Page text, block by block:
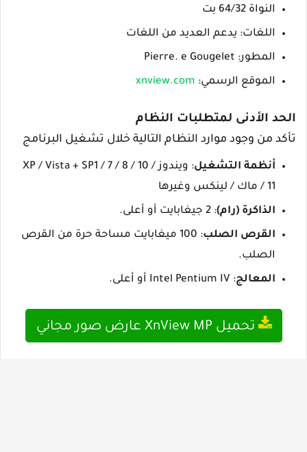
النواة 64/32 بت
اللغات: يدعم العديد من اللغات
المطور: Pierre. e Gougelet
الموقع الرسمي: xnview.com
الحد الأدنى لمتطلبات النظام
تأكد من وجود موارد النظام التالية خلال تشغيل البرنامج
أنظمة التشغيل
: ويندوز XP / Vista + SP1 / 7 / 8 / 10 /
11 / ماك / لينكس وغيرها
الذاكرة (رام): 2 جيغابايت أو أعلى.
القرص الصلب
: 100 ميغابايت مساحة حرة من القرص
الصلب.
المعالج: Intel Pentium IV أو أعلى.
تحميل XnView MP عارض صور مجاني